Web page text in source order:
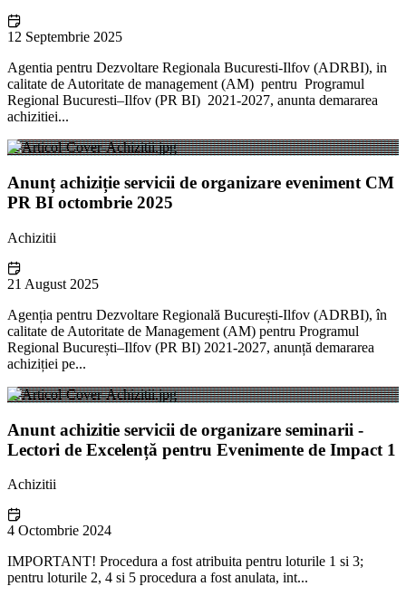
12 Septembrie 2025
Agentia pentru Dezvoltare Regionala Bucuresti-Ilfov (ADRBI), in
calitate de Autoritate de management (AM) pentru Programul
Regional Bucuresti–Ilfov (PR BI) 2021-2027, anunta demararea
achizitiei...
Anunț achiziție servicii de organizare eveniment CM
PR BI octombrie 2025
Achizitii
21 August 2025
Agenția pentru Dezvoltare Regională București-Ilfov (ADRBI), în
calitate de Autoritate de Management (AM) pentru Programul
Regional București–Ilfov (PR BI) 2021-2027, anunță demararea
achiziției pe...
Anunt achizitie servicii de organizare seminarii -
Lectori de Excelență pentru Evenimente de Impact 1
Achizitii
4 Octombrie 2024
IMPORTANT! Procedura a fost atribuita pentru loturile 1 si 3;
pentru loturile 2, 4 si 5 procedura a fost anulata, int...